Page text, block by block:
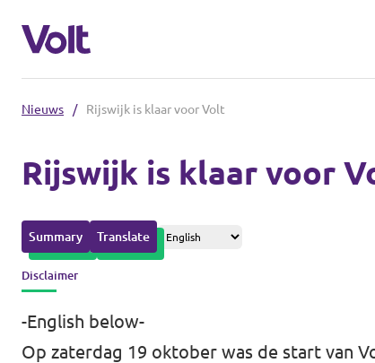
Overzicht fracties en communities
Fracties
Zuid-Holland
Delft
Standpunten
Over Volt
Mensen
Nieuws / Rijswijk is klaar voor Volt
Rijswijk is klaar voor
Summary Translate
Disclaimer
-English below-
Op zaterdag 19 oktober was de start van